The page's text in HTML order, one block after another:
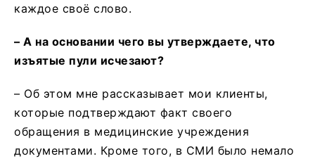
каждое своё слово.
– А на основании чего вы утверждаете, что
изъятые пули исчезают?
– Об этом мне рассказывает мои клиенты,
которые подтверждают факт своего
обращения в медицинские учреждения
документами. Кроме того, в СМИ было немало